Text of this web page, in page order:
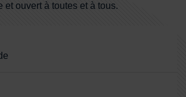
et ouvert à toutes et à tous.